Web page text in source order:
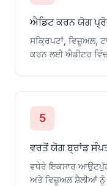
ਐਡਿਟ ਕਰਨ ਯੋਗ
ਸਕ੍ਰਿਪਟਾਂ, ਵਿਜ਼ੂਅਲ,
ਕਰਨ ਲਈ ਐਡੀਟਰ
5
ਵਰਤੋਂ ਯੋਗ ਬ੍ਰਾਂਡ
ਵਧੇਰੇ ਇਕਸਾਰ ਆਉਟਪੁੱਟ
ਅਤੇ ਵਿਜ਼ੂਅਲ ਸ਼ੈਲੀਆਂ ਨੂੰ